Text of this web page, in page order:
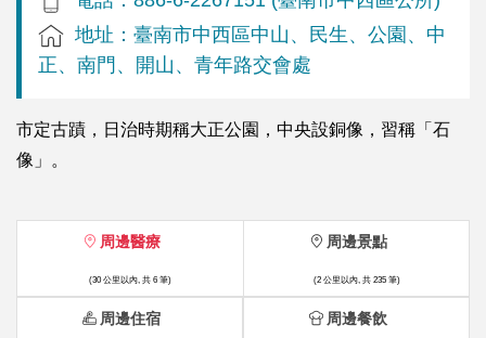
地址：臺南市中西區中山、民生、公園、中
正、南門、開山、青年路交會處
市定古蹟，日治時期稱大正公園，中央設銅像，習稱「石
像」。
周邊醫療
(30 公里以內, 共 6 筆)
周邊景點
(2 公里以內, 共 235 筆)
周邊住宿 周邊餐飲